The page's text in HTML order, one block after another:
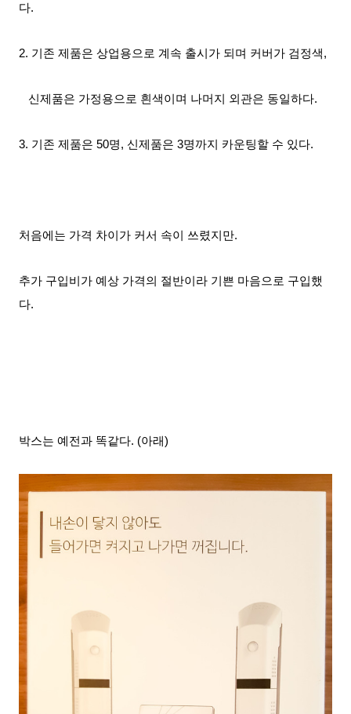
다.
2. 기존 제품은 상업용으로 계속 출시가 되며 커버가 검정색,
신제품은 가정용으로 흰색이며 나머지 외관은 동일하다.
3. 기존 제품은 50명, 신제품은 3명까지 카운팅할 수 있다.
처음에는 가격 차이가 커서 속이 쓰렸지만.
추가 구입비가 예상 가격의 절반이라 기쁜 마음으로 구입했
다.
박스는 예전과 똑같다. (아래)